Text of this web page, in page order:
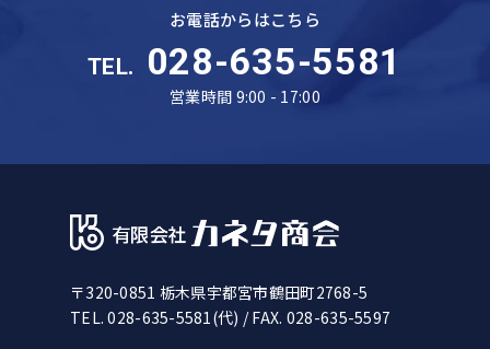
お電話からはこちら
TEL. 028-635-5581
営業時間 9:00 - 17:00
〒320-0851 栃木県宇都宮市鶴田町2768-5
TEL. 028-635-5581(代) / FAX. 028-635-5597